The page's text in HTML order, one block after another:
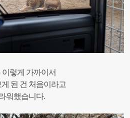
이렇게 가까이서
된 건 처음이라고
워했습니다.